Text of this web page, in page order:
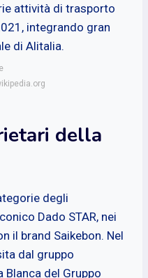
attività di trasporto
integrando gran
di Alitalia.
della
degli
Dado STAR, nei
il brand Saikebon. Nel
dal gruppo
Blanca del Gruppo